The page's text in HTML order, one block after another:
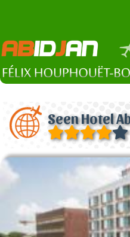
Seen Hotel